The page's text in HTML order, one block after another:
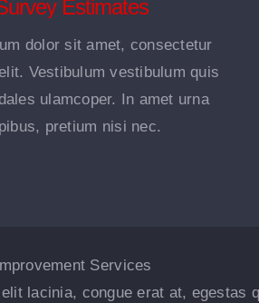
Estimates
dolor sit amet, consectetur
Vestibulum vestibulum quis
ulamcoper. In amet urna
pretium nisi nec.
Services
lacinia, congue erat at, egestas